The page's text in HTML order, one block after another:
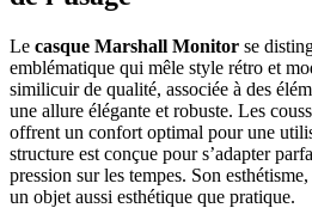
Le casque Marshall Monitor se
emblématique qui mêle style rétro et
similicuir de qualité, associée à des
une allure élégante et robuste. Les
offrent un confort optimal pour une
structure est conçue pour s’adapter
pression sur les tempes. Son
un objet aussi esthétique que pratique.